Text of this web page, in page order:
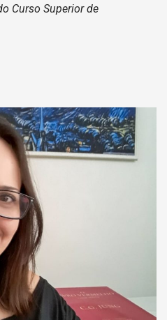
Curso Superior de